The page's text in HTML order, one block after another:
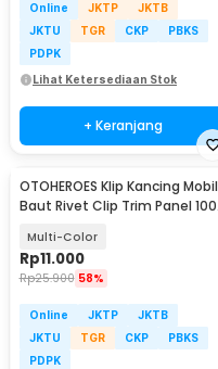
Online JKTP
JKTB
JKTU
TGR CKP
PBKS
PDPK
Lihat Ketersediaan Stok
+ Keranjang
OTOHEROES Klip Kancing Mobil
Baut Rivet Clip Trim Panel 100
Multi-Color
Rp11.000
Rp25.900 58%
Online JKTP
JKTB
JKTU
TGR CKP
PBKS
PDPK